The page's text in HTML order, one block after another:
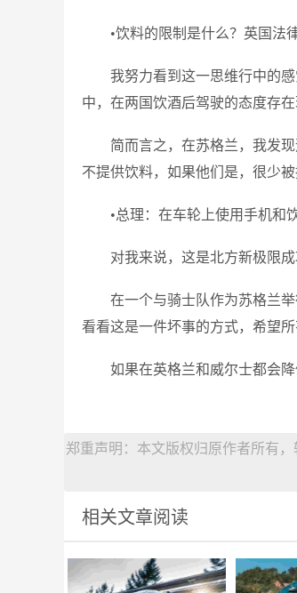
•饮料的限制是什么？英国法
我努力看到这一思维行中的
中，在两国饮酒后驾驶的态度存在
简而言之，在苏格兰，我发
不提供饮料，如果他们是，很少
•总理：在车轮上使用手机和
对我来说，这是北方新极限
在一个与骑士队作为苏格兰
看看这是一件坏事的方式，希望
如果在英格兰和威尔士都会
郑重声明：本文版权归原作者所有
相关文章阅读